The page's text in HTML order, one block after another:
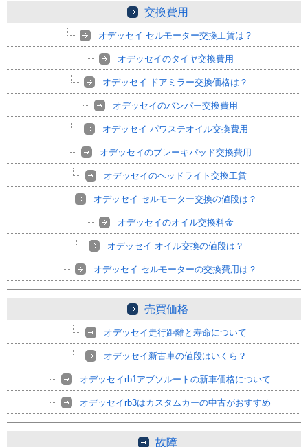
交換費用
オデッセイ セルモーター交換工賃は？
オデッセイのタイヤ交換費用
オデッセイ ドアミラー交換価格は？
オデッセイのバンパー交換費用
オデッセイ パワステオイル交換費用
オデッセイのブレーキパッド交換費用
オデッセイのヘッドライト交換工賃
オデッセイ セルモーター交換の値段は？
オデッセイのオイル交換料金
オデッセイ オイル交換の値段は？
オデッセイ セルモーターの交換費用は？
売買価格
オデッセイ走行距離と寿命について
オデッセイ新古車の値段はいくら？
オデッセイrb1アブソルートの新車価格について
オデッセイrb3はカスタムカーの中古がおすすめ
故障